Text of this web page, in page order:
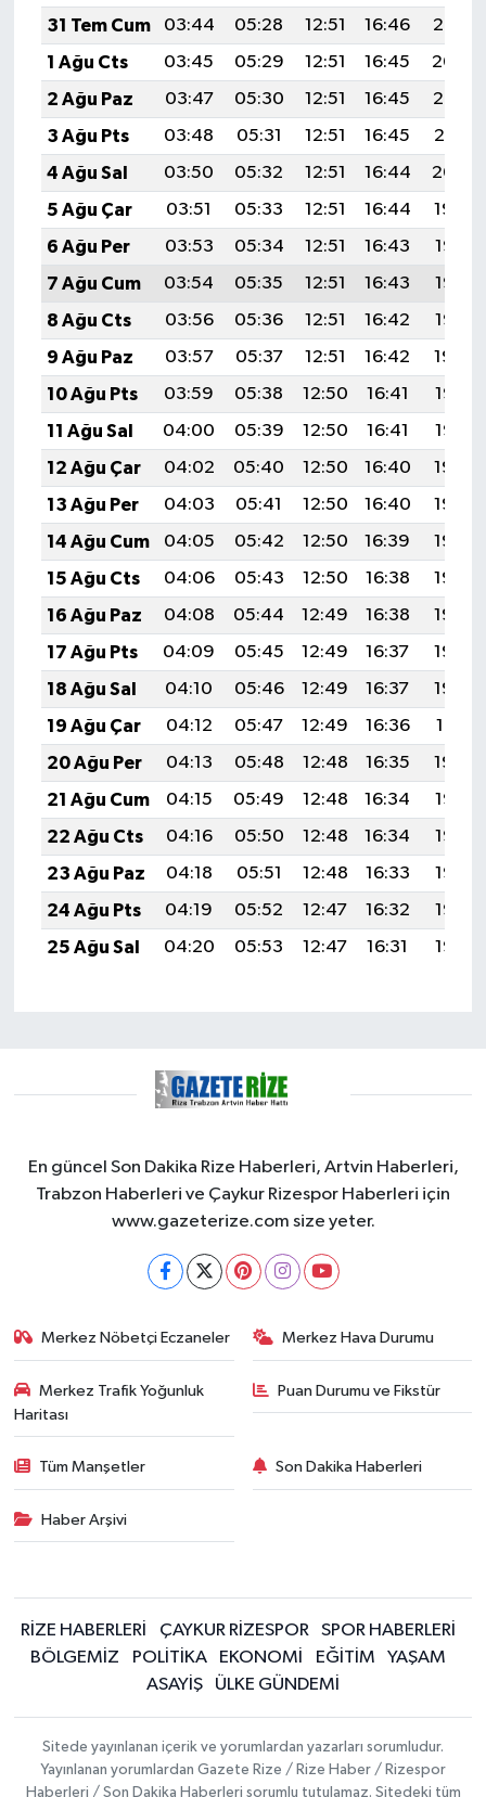
31 Tem Cum
03:44 05:28 12:51 16:46
20:05
1 Ağu Cts
03:45 05:29 12:51 16:45
20:04
2 Ağu Paz
03:47 05:30 12:51 16:45
20:02
3 Ağu Pts
03:48 05:31 12:51 16:45
20:01
4 Ağu Sal
03:50 05:32 12:51 16:44
20:00
5 Ağu Çar
03:51 05:33 12:51 16:44
19:59
6 Ağu Per
03:53 05:34 12:51 16:43
19:58
7 Ağu Cum
03:54 05:35 12:51 16:43
19:57
8 Ağu Cts
03:56 05:36 12:51 16:42
19:55
9 Ağu Paz
03:57 05:37 12:51 16:42
19:54
10 Ağu Pts
03:59 05:38 12:50 16:41
19:53
11 Ağu Sal
04:00 05:39 12:50 16:41
19:52
12 Ağu Çar
04:02 05:40 12:50 16:40
19:50
13 Ağu Per
04:03 05:41 12:50 16:40
19:49
14 Ağu Cum
04:05 05:42 12:50 16:39
19:48
15 Ağu Cts
04:06 05:43 12:50 16:38
19:46
16 Ağu Paz
04:08 05:44 12:49 16:38
19:45
17 Ağu Pts
04:09 05:45 12:49 16:37
19:44
18 Ağu Sal
04:10 05:46 12:49 16:37
19:42
19 Ağu Çar
04:12 05:47 12:49 16:36
19:41
20 Ağu Per
04:13 05:48 12:48 16:35
19:39
21 Ağu Cum
04:15 05:49 12:48 16:34
19:38
22 Ağu Cts
04:16 05:50 12:48 16:34
19:36
23 Ağu Paz
04:18 05:51 12:48 16:33
19:35
24 Ağu Pts
04:19 05:52 12:47 16:32
19:33
25 Ağu Sal
04:20 05:53 12:47 16:31 19:32
En güncel Son Dakika Rize Haberleri, Artvin Haberleri,
Trabzon Haberleri ve Çaykur Rizespor Haberleri için
www.gazeterize.com size yeter.
Merkez Nöbetçi Eczaneler Merkez Hava Durumu
Merkez Trafik Yoğunluk
Haritası
Puan Durumu ve Fikstür
Tüm Manşetler Son Dakika Haberleri
Haber Arşivi
RİZE HABERLERİ ÇAYKUR RİZESPOR
SPOR HABERLERİ
BÖLGEMİZ
POLİTİKA EKONOMİ EĞİTİM
YAŞAM
ASAYİŞ
ÜLKE GÜNDEMİ
Sitede yayınlanan içerik ve yorumlardan yazarları sorumludur.
Yayınlanan yorumlardan Gazete Rize / Rize Haber / Rizespor
Haberleri / Son Dakika Haberleri sorumlu tutulamaz. Sitedeki tüm
POLİTİKA
Sağlık
SİYASET
SPOR HABERLERİ
TEKNOLOJİ
ÜLKE GÜNDEMİ
YAŞAM
YEREL
Yerel Haberler